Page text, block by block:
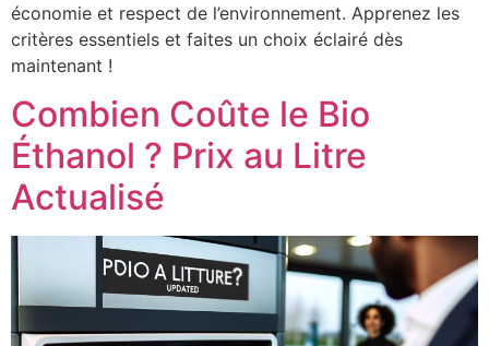
économie et respect de l’environnement. Apprenez les
critères essentiels et faites un choix éclairé dès
maintenant !
Combien Coûte le Bio
Éthanol ? Prix au Litre
Actualisé